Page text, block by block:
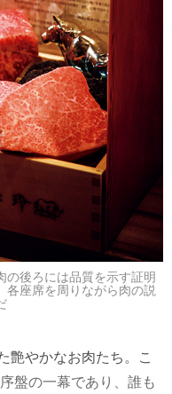
の後ろには品質を示す証明
各座席を周りながら肉の説
艶やかなお肉たち。こ
盤の一幕であり、誰も